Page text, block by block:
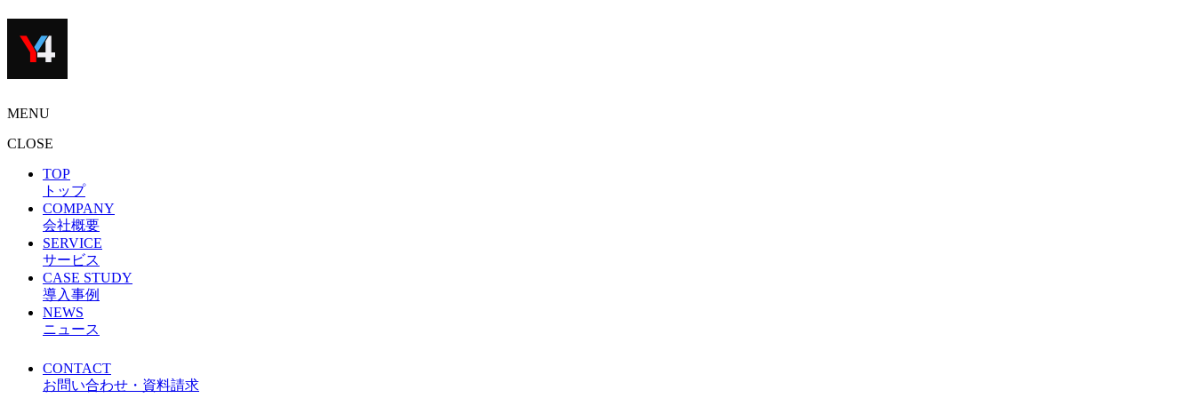
MENU
CLOSE
TOP
トップ
COMPANY
会社概要
SERVICE
サービス
CASE STUDY
導入事例
NEWS
ニュース
CONTACT
お問い合わせ・資料請求